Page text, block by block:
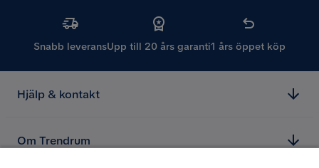
Snabb leveransUpp till 20 års garanti1 års öppet köp
Hjälp & kontakt
Om Trendrum